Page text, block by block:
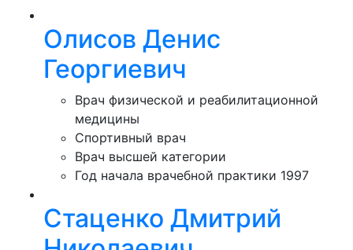
Олисов Денис
Георгиевич
Врач физической и реабилитационной
медицины
Спортивный врач
Врач высшей категории
Год начала врачебной практики 1997
Стаценко Дмитрий